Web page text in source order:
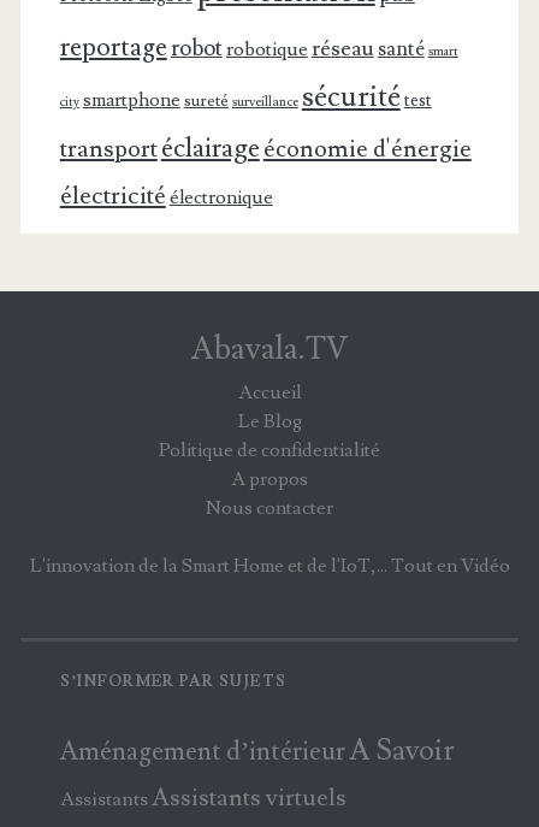
reportagerobotrobotique réseausanté smart
city smartphone sureté surveillance sécuritétest
transportéclairageéconomie d'énergie
électricité électronique
Abavala.TV
Accueil
Le Blog
Politique de confidentialité
A propos
Nous contacter
L'innovation de la Smart Home et de l'IoT,... Tout en Vidéo
S’INFORMER PAR SUJETS
Aménagement d’intérieurA Savoir
AssistantsAssistants virtuels